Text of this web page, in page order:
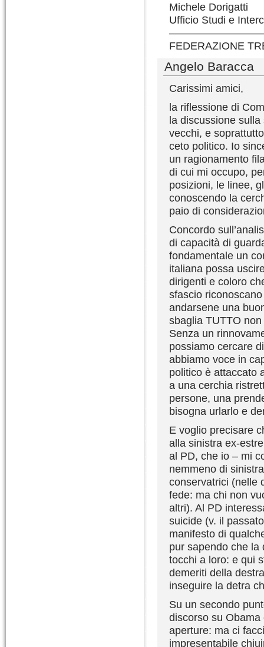
Michele Dorigatti
Ufficio Studi e
FEDERAZIONE
Angelo Baracca
Carissimi amici,
la riflessione di
la discussione
vecchi, e
ceto politico. Io
un ragionamento
di cui mi occupo,
posizioni, le linee,
conoscendo la
paio di
Concordo
di capacità di
fondamentale un
italiana possa
dirigenti e coloro
sfascio
andarsene una
sbaglia TUTTO
Senza un
possiamo cercare
abbiamo voce in
politico è attaccato
a una cerchia
persone, una
bisogna urlarlo e
E voglio precisare
alla sinistra ex-
al PD, che io – mi
nemmeno di
conservatrici (nelle
fede: ma chi non
altri). Al PD
suicide (v. il
manifesto di
pur sapendo che la
tocchi a loro: e qui
demeriti della
inseguire la detra
Su un secondo
discorso su
aperture: ma ci
impresentabile